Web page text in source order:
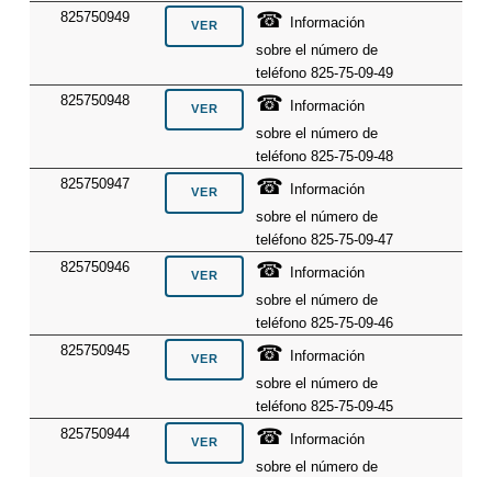
825750949
☎
Información
sobre el número de
teléfono 825-75-09-49
825750948
☎
Información
sobre el número de
teléfono 825-75-09-48
825750947
☎
Información
sobre el número de
teléfono 825-75-09-47
825750946
☎
Información
sobre el número de
teléfono 825-75-09-46
825750945
☎
Información
sobre el número de
teléfono 825-75-09-45
825750944
☎
Información
sobre el número de